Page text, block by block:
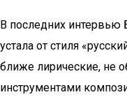
В последних интервью
устала от стиля
ближе лирические, не
инструментами